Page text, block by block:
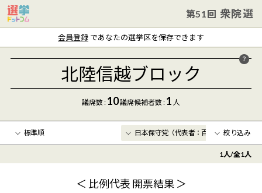
第51回 衆院選
会員登録 であなたの選挙区を保存できます
北陸信越ブロック
議席数 : 10議席候補者数: 1 人
絞り込み
年齢 〜
1人/全1人
＜ 比例代表 開票結果 ＞